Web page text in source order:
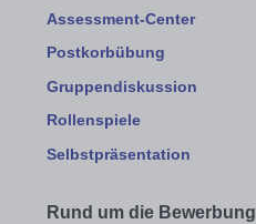
Assessment-Center
Postkorbübung
Gruppendiskussion
Rollenspiele
Selbstpräsentation
Rund um die Bewerbung